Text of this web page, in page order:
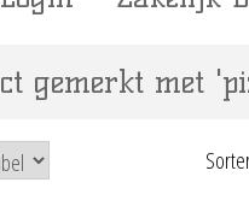
gemerkt met